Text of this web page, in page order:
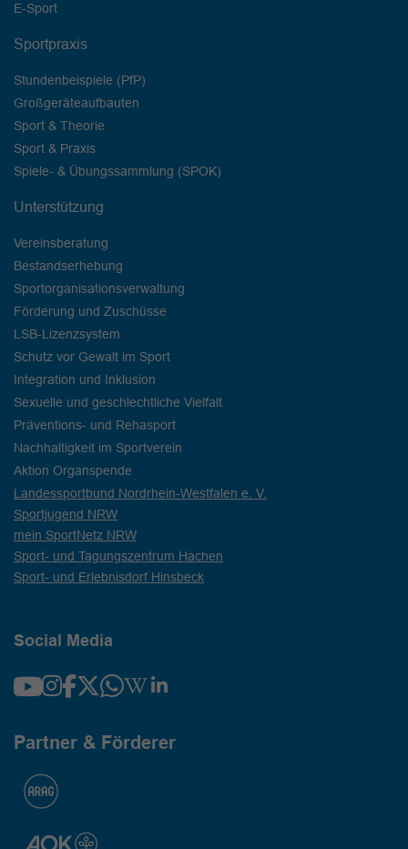
E-Sport
Sportpraxis
Stundenbeispiele (PfP)
Großgeräteaufbauten
Sport & Theorie
Sport & Praxis
Spiele- & Übungssammlung (SPOK)
Unterstützung
Vereinsberatung
Bestandserhebung
Sportorganisationsverwaltung
Förderung und Zuschüsse
LSB-Lizenzsystem
Schutz vor Gewalt im Sport
Integration und Inklusion
Sexuelle und geschlechtliche Vielfalt
Präventions- und Rehasport
Nachhaltigkeit im Sportverein
Aktion Organspende
Landessportbund Nordrhein-Westfalen e. V.
Sportjugend NRW
mein SportNetz NRW
Sport- und Tagungszentrum Hachen
Sport- und Erlebnisdorf Hinsbeck
Social Media
Partner & Förderer